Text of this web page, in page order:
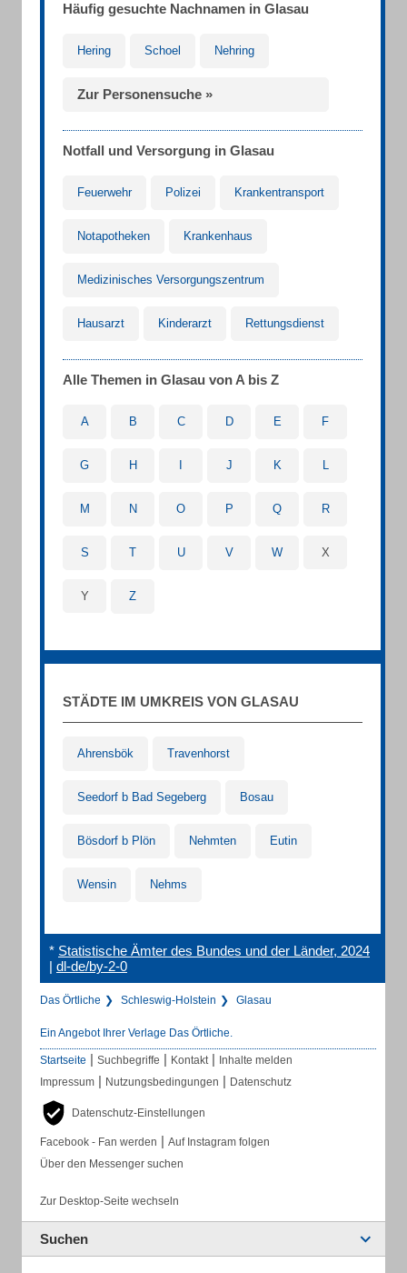
Häufig gesuchte Nachnamen in Glasau
Hering Schoel Nehring
Zur Personensuche »
Notfall und Versorgung in Glasau
Feuerwehr Polizei Krankentransport
Notapotheken Krankenhaus
Medizinisches Versorgungszentrum
Hausarzt Kinderarzt Rettungsdienst
Alle Themen in Glasau von A bis Z
A B C D E F
G H J K L
M N O P Q R
S T U V W X
Y Z
STÄDTE IM UMKREIS VON GLASAU
Ahrensbök Travenhorst
Seedorf b Bad Segeberg Bosau
Bösdorf b Plön Nehmten Eutin
Wensin Nehms
* Statistische Ämter des Bundes und der Länder, 2024
| dl-de/by-2-0
Das Örtliche Schleswig-Holstein Glasau
Ein Angebot Ihrer Verlage Das Örtliche.
Startseite | Suchbegriffe | Kontakt | Inhalte melden
Impressum | Nutzungsbedingungen | Datenschutz
Datenschutz-Einstellungen
Facebook - Fan werden | Auf Instagram folgen
Über den Messenger suchen
Zur Desktop-Seite wechseln
Suchen